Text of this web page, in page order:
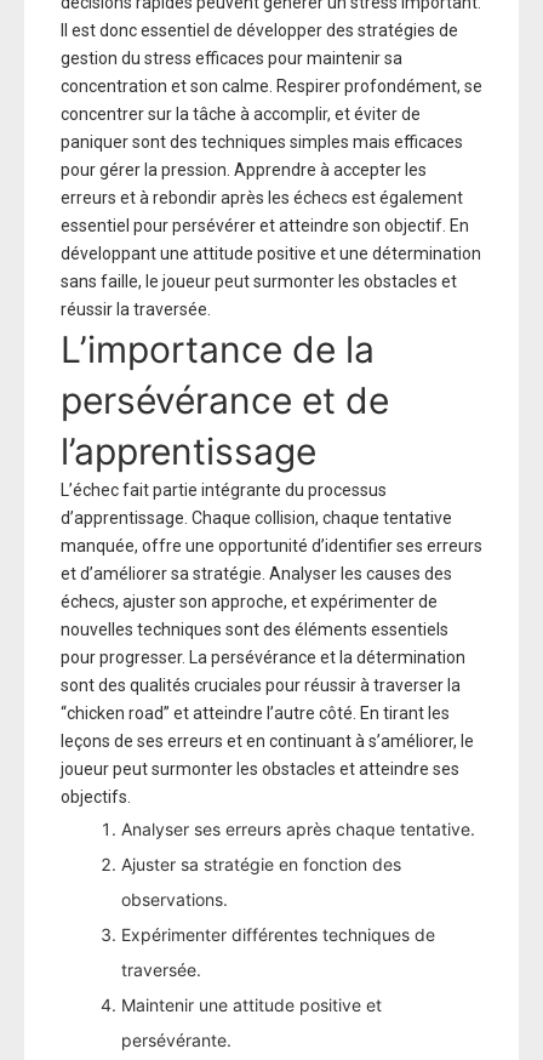
Il est donc essentiel de développer des stratégies de
gestion du stress efficaces pour maintenir sa
concentration et son calme. Respirer profondément, se
concentrer sur la tâche à accomplir, et éviter de
paniquer sont des techniques simples mais efficaces
pour gérer la pression. Apprendre à accepter les
erreurs et à rebondir après les échecs est également
essentiel pour persévérer et atteindre son objectif. En
développant une attitude positive et une détermination
sans faille, le joueur peut surmonter les obstacles et
réussir la traversée.
L’importance de la
persévérance et de
l’apprentissage
L’échec fait partie intégrante du processus
d’apprentissage. Chaque collision, chaque tentative
manquée, offre une opportunité d’identifier ses erreurs
et d’améliorer sa stratégie. Analyser les causes des
échecs, ajuster son approche, et expérimenter de
nouvelles techniques sont des éléments essentiels
pour progresser. La persévérance et la détermination
sont des qualités cruciales pour réussir à traverser la
“chicken road” et atteindre l’autre côté. En tirant les
leçons de ses erreurs et en continuant à s’améliorer, le
joueur peut surmonter les obstacles et atteindre ses
objectifs.
Analyser ses erreurs après chaque tentative.
Ajuster sa stratégie en fonction des
observations.
Expérimenter différentes techniques de
traversée.
Maintenir une attitude positive et
persévérante.